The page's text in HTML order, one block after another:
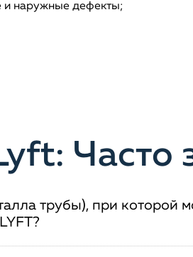
и наружные дефекты;
Часто
трубы), при которой